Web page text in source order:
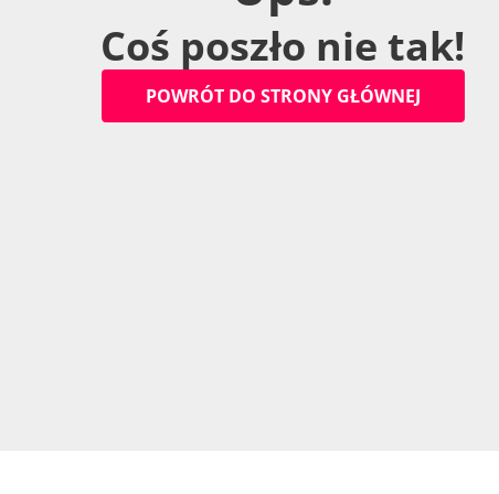
Coś poszło nie tak!
POWRÓT DO STRONY GŁÓWNEJ